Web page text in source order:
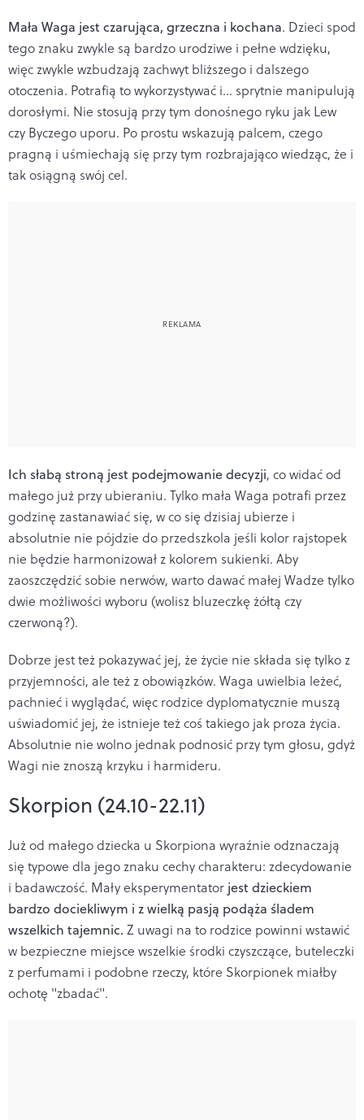
Mała Waga jest czarująca, grzeczna i kochana. Dzieci spod
tego znaku zwykle są bardzo urodziwe i pełne wdzięku,
więc zwykle wzbudzają zachwyt bliższego i dalszego
otoczenia. Potrafią to wykorzystywać i... sprytnie manipulują
dorosłymi. Nie stosują przy tym donośnego ryku jak Lew
czy Byczego uporu. Po prostu wskazują palcem, czego
pragną i uśmiechają się przy tym rozbrajająco wiedząc, że i
tak osiągną swój cel.
Ich słabą stroną jest podejmowanie decyzji, co widać od
małego już przy ubieraniu. Tylko mała Waga potrafi przez
godzinę zastanawiać się, w co się dzisiaj ubierze i
absolutnie nie pójdzie do przedszkola jeśli kolor rajstopek
nie będzie harmonizował z kolorem sukienki. Aby
zaoszczędzić sobie nerwów, warto dawać małej Wadze tylko
dwie możliwości wyboru (wolisz bluzeczkę żółtą czy
czerwoną?).
Dobrze jest też pokazywać jej, że życie nie składa się tylko z
przyjemności, ale też z obowiązków. Waga uwielbia leżeć,
pachnieć i wyglądać, więc rodzice dyplomatycznie muszą
uświadomić jej, że istnieje też coś takiego jak proza życia.
Absolutnie nie wolno jednak podnosić przy tym głosu, gdyż
Wagi nie znoszą krzyku i harmideru.
Skorpion (24.10-22.11)
Już od małego dziecka u Skorpiona wyraźnie odznaczają
się typowe dla jego znaku cechy charakteru: zdecydowanie
i badawczość. Mały eksperymentator jest dzieckiem
bardzo dociekliwym i z wielką pasją podąża śladem
wszelkich tajemnic. Z uwagi na to rodzice powinni wstawić
w bezpieczne miejsce wszelkie środki czyszczące, buteleczki
z perfumami i podobne rzeczy, które Skorpionek miałby
ochotę "zbadać".